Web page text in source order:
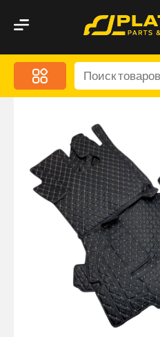
Меню
Акционные
Дорожная кухня
Автохимия и уход
Оптика и светотехника
Брызговики
Запчасти кузова и
Малый коммерческий
Маркировочные
Пневматические